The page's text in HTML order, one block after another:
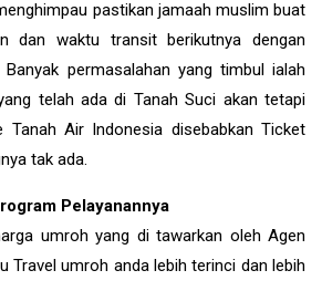
pastikan jamaah muslim buat
dan waktu transit berikutnya dengan
permasalahan yang timbul ialah
telah ada di Tanah Suci akan tetapi
Tanah Air Indonesia disebabkan Ticket
tak ada.
Pelayanannya
umroh yang di tawarkan oleh Agen
Travel umroh anda lebih terinci dan lebih